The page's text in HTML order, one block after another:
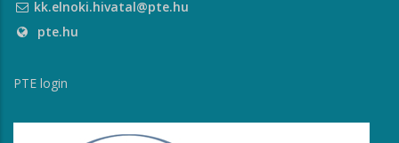
kk.elnoki.hivatal@pte.hu
pte.hu
PTE login